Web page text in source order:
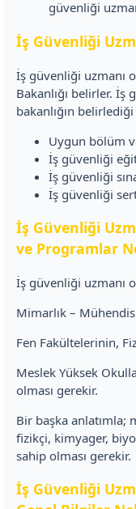
güvenliği
İş Güvenliği
İş güvenliği uzmanı
Bakanlığı belirler. İş
bakanlığın
Uygun bölüm
İş güvenliği
İş güvenliği
İş güvenliği
İş Güvenliği
ve Programlar
İş güvenliği uzmanı
Mimarlık –
Fen Fakültelerinin,
Meslek Yüksek
olması gerekir.
Bir başka anlatımla;
fizikçi, kimyager,
sahip olması gerekir.
İş Güvenliği